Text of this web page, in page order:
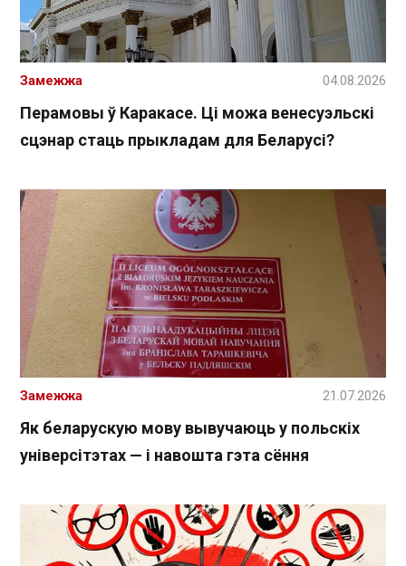
Перамовы ў Каракасе. Ці можа венесуэльскі
сцэнар стаць прыкладам для Беларусі?
Замежжа 04.08.2026
Як беларускую мову вывучаюць у польскіх
універсітэтах — і навошта гэта сёння
Замежжа 21.07.2026